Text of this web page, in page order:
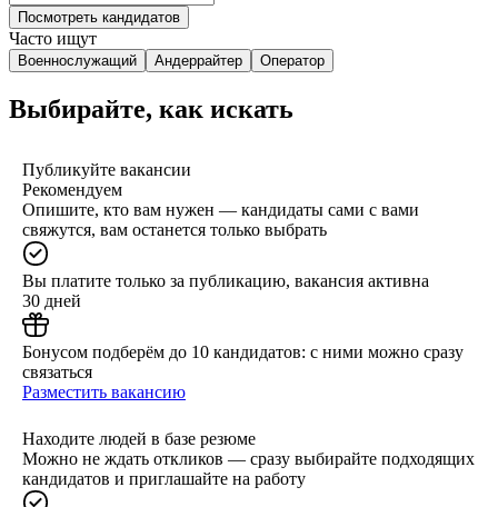
Посмотреть кандидатов
Часто ищут
Военнослужащий Андеррайтер Оператор
Выбирайте, как искать
Публикуйте вакансии
Рекомендуем
Опишите, кто вам нужен — кандидаты сами с вами
свяжутся, вам останется только выбрать
Вы платите только за публикацию, вакансия активна
30 дней
Бонусом подберём до 10 кандидатов: с ними можно сразу
связаться
Разместить вакансию
Находите людей в базе резюме
Можно не ждать откликов — сразу выбирайте подходящих
кандидатов и приглашайте на работу